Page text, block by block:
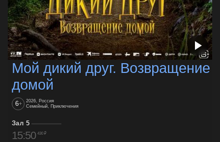
Мой дикий друг. Возвращение
домой
6+
2026, Россия
Семейный, Приключения
Зал 5
15:50 430 ₽